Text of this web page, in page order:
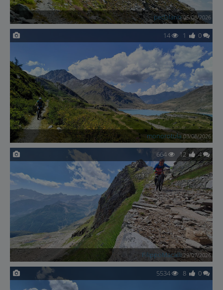
pedalario 05/08/2026
14 1 0
monorotula 03/08/2026
664 12 4
FilippoMacalli 29/07/2026
5534 8 0